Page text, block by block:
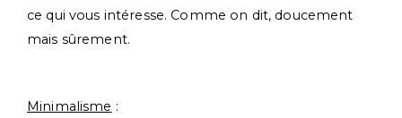
ce qui vous intéresse. Comme on dit, doucement
mais sûrement.
Minimalisme :